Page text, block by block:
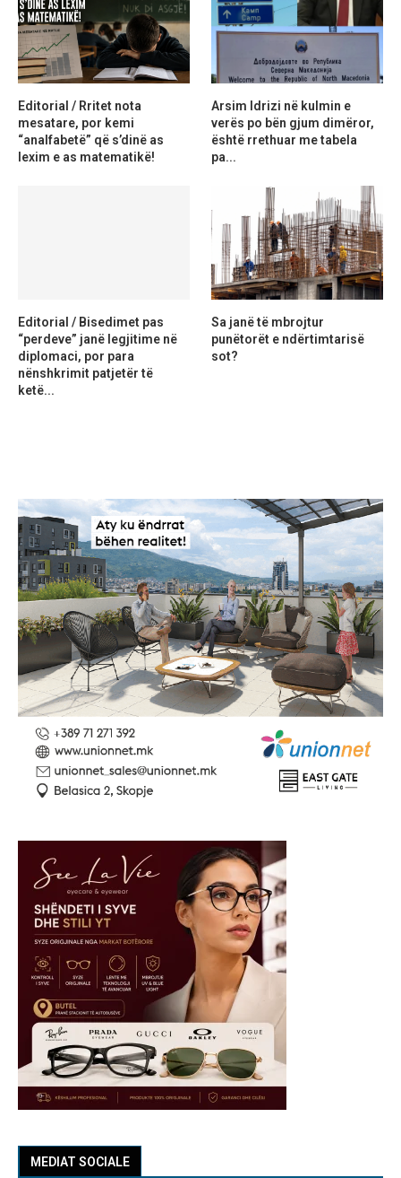
MEDIAT SOCIALE
Editorial / Rritet nota
mesatare, por kemi
“analfabetë” që s’dinë as
lexim e as matematikë!
Arsim Idrizi në kulmin e
verës po bën gjum dimëror,
është rrethuar me tabela
pa...
Editorial / Bisedimet pas
“perdeve” janë legjitime në
diplomaci, por para
nënshkrimit patjetër të
ketë...
Sa janë të mbrojtur
punëtorët e ndërtimtarisë
sot?